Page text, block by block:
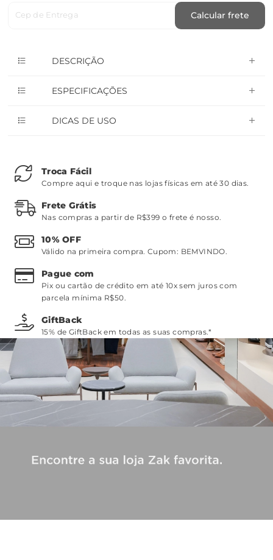
Cep de Entrega Calcular frete
DESCRIÇÃO
ESPECIFICAÇÕES
DICAS DE USO
Troca Fácil
Compre aqui e troque nas lojas físicas em até 30 dias.
Frete Grátis
Nas compras a partir de R$399 o frete é nosso.
10% OFF
Válido na primeira compra. Cupom: BEMVINDO.
Pague com
Pix ou cartão de crédito em até 10x sem juros com
parcela mínima R$50.
GiftBack
15% de GiftBack em todas as suas compras.*